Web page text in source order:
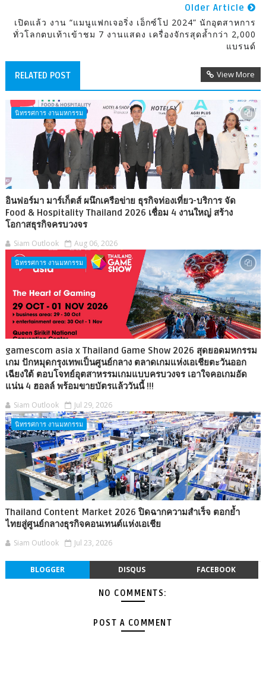
Older Article
เปิดแล้ว งาน “แมนูแฟกเจอริ่ง เอ็กซ์โป 2024” นักอุตสาหการ
ทั่วโลกตบเท้าเข้าชม 7 งานแสดง เครื่องจักรสุดล้ำกว่า 2,000
แบรนด์
RELATED POST View More
นิทรรศการ งานมหกรรม
อินฟอร์มา มาร์เก็ตส์ ผนึกเครือข่าย ธุรกิจท่องเที่ยว-บริการ จัด
Food & Hospitality Thailand 2026 เชื่อม 4 งานใหญ่ สร้าง
โอกาสธุรกิจครบวงจร
Siam Outlook Aug 06, 2026
นิทรรศการ งานมหกรรม
gamescom asia x Thailand Game Show 2026 สุดยอดมหกรรม
เกม ปักหมุดกรุงเทพเป็นศูนย์กลาง ตลาดเกมแห่งเอเชียตะวันออก
เฉียงใต้ ตอบโจทย์อุตสาหรรมเกมแบบครบวงจร เอาใจคอเกมอัด
แน่น 4 ฮอลล์ พร้อมขายบัตรแล้ววันนี้ !!!
Siam Outlook Jul 29, 2026
นิทรรศการ งานมหกรรม
Thailand Content Market 2026 ปิดฉากความสำเร็จ ตอกย้ำ
ไทยสู่ศูนย์กลางธุรกิจคอนเทนต์แห่งเอเชีย
Siam Outlook Jul 23, 2026
BLOGGER DISQUS FACEBOOK
NO COMMENTS:
POST A COMMENT